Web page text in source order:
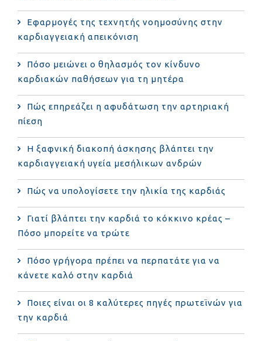
Εφαρμογές της τεχνητής νοημοσύνης στην
καρδιαγγειακή απεικόνιση
Πόσο μειώνει ο θηλασμός τον κίνδυνο
καρδιακών παθήσεων για τη μητέρα
Πώς επηρεάζει η αφυδάτωση την αρτηριακή
πίεση
Η ξαφνική διακοπή άσκησης βλάπτει την
καρδιαγγειακή υγεία μεσήλικων ανδρών
Πώς να υπολογίσετε την ηλικία της καρδιάς
Γιατί βλάπτει την καρδιά το κόκκινο κρέας –
Πόσο μπορείτε να τρώτε
Πόσο γρήγορα πρέπει να περπατάτε για να
κάνετε καλό στην καρδιά
Ποιες είναι οι 8 καλύτερες πηγές πρωτεϊνών για
την καρδιά